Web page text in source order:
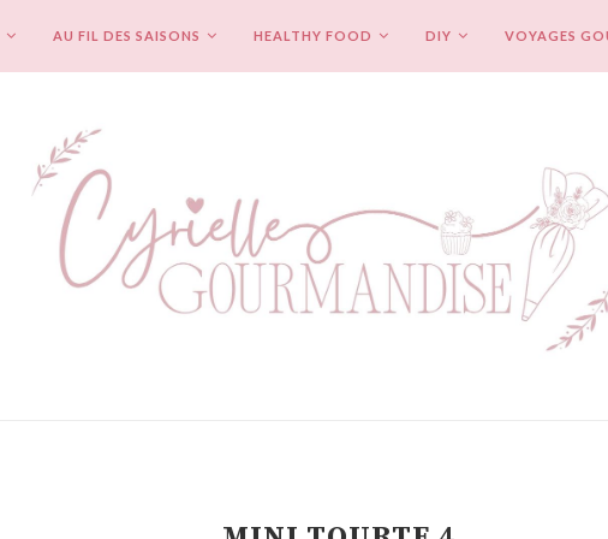
AU FIL DES SAISONS HEALTHY FOOD DIY VOYAGES